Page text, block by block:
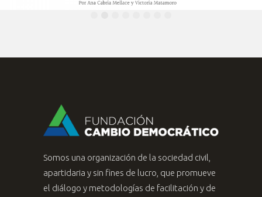
Somos una organización de la sociedad civil,
apartidaria y sin fines de lucro, que promueve
el diálogo y metodologías de facilitación y de